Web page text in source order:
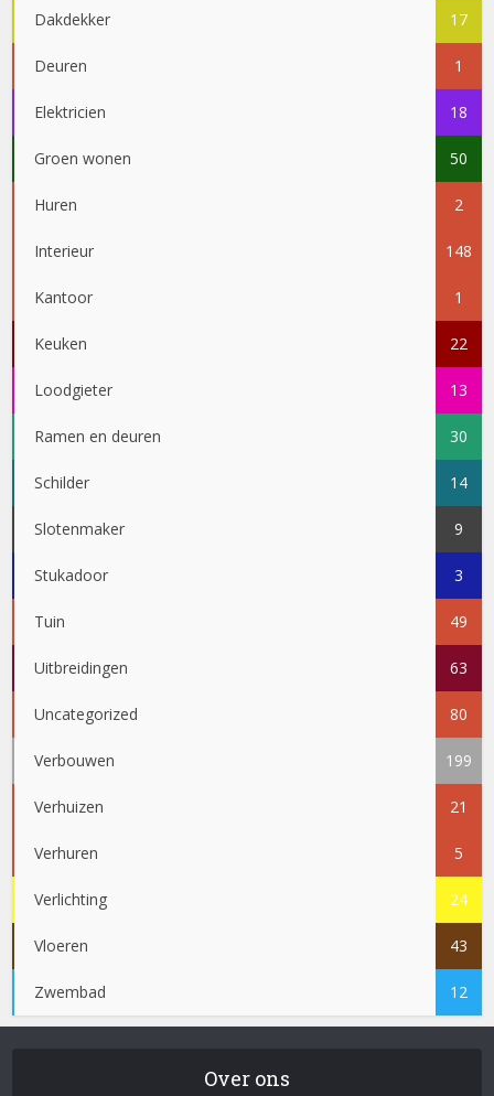
Dakdekker 17
Deuren 1
Elektricien 18
Groen wonen 50
Huren 2
Interieur 148
Kantoor 1
Keuken 22
Loodgieter 13
Ramen en deuren 30
Schilder 14
Slotenmaker 9
Stukadoor 3
Tuin 49
Uitbreidingen 63
Uncategorized 80
Verbouwen 199
Verhuizen 21
Verhuren 5
Verlichting 24
Vloeren 43
Zwembad 12
Over ons